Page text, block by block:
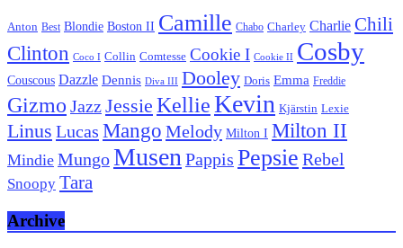
Anton Best Blondie Boston II Camille Chabo Charley Charlie Chili
Clinton Coco I Collin Comtesse Cookie I Cookie II Cosby
Couscous Dazzle Dennis Diva III Dooley Doris Emma Freddie
Gizmo JazzJessie KellieKevin Kjärstin Lexie
Linus Lucas Mango Melody Milton I Milton II
Mindie MungoMusenPappis Pepsie Rebel
Snoopy Tara
Archive